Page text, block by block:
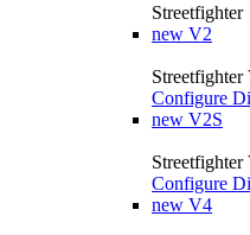
Streetfighter
new V2
Streetfighter
Configure
new V2S
Streetfighter
Configure
new V4